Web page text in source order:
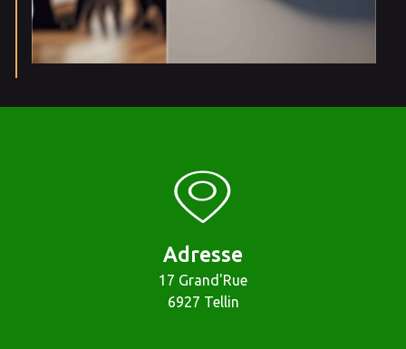
Adresse
17 Grand'Rue
6927 Tellin